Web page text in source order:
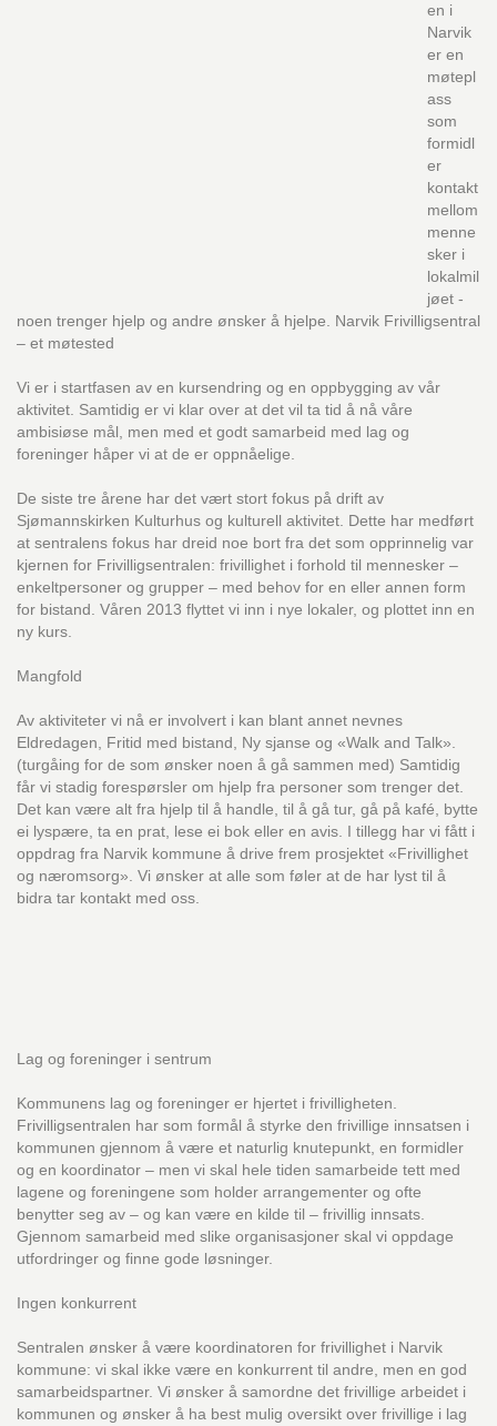
en i
Narvik
er en
møtepl
ass
som
formidl
er
kontakt
mellom
menne
sker i
lokalmil
jøet -
noen trenger hjelp og andre ønsker å hjelpe. Narvik Frivilligsentral
– et møtested
Vi er i startfasen av en kursendring og en oppbygging av vår
aktivitet. Samtidig er vi klar over at det vil ta tid å nå våre
ambisiøse mål, men med et godt samarbeid med lag og
foreninger håper vi at de er oppnåelige.
De siste tre årene har det vært stort fokus på drift av
Sjømannskirken Kulturhus og kulturell aktivitet. Dette har medført
at sentralens fokus har dreid noe bort fra det som opprinnelig var
kjernen for Frivilligsentralen: frivillighet i forhold til mennesker –
enkeltpersoner og grupper – med behov for en eller annen form
for bistand. Våren 2013 flyttet vi inn i nye lokaler, og plottet inn en
ny kurs.
Mangfold
Av aktiviteter vi nå er involvert i kan blant annet nevnes
Eldredagen, Fritid med bistand, Ny sjanse og «Walk and Talk».
(turgåing for de som ønsker noen å gå sammen med) Samtidig
får vi stadig forespørsler om hjelp fra personer som trenger det.
Det kan være alt fra hjelp til å handle, til å gå tur, gå på kafé, bytte
ei lyspære, ta en prat, lese ei bok eller en avis. I tillegg har vi fått i
oppdrag fra Narvik kommune å drive frem prosjektet «Frivillighet
og næromsorg». Vi ønsker at alle som føler at de har lyst til å
bidra tar kontakt med oss.
Lag og foreninger i sentrum
Kommunens lag og foreninger er hjertet i frivilligheten.
Frivilligsentralen har som formål å styrke den frivillige innsatsen i
kommunen gjennom å være et naturlig knutepunkt, en formidler
og en koordinator – men vi skal hele tiden samarbeide tett med
lagene og foreningene som holder arrangementer og ofte
benytter seg av – og kan være en kilde til – frivillig innsats.
Gjennom samarbeid med slike organisasjoner skal vi oppdage
utfordringer og finne gode løsninger.
Ingen konkurrent
Sentralen ønsker å være koordinatoren for frivillighet i Narvik
kommune: vi skal ikke være en konkurrent til andre, men en god
samarbeidspartner. Vi ønsker å samordne det frivillige arbeidet i
kommunen og ønsker å ha best mulig oversikt over frivillige i lag